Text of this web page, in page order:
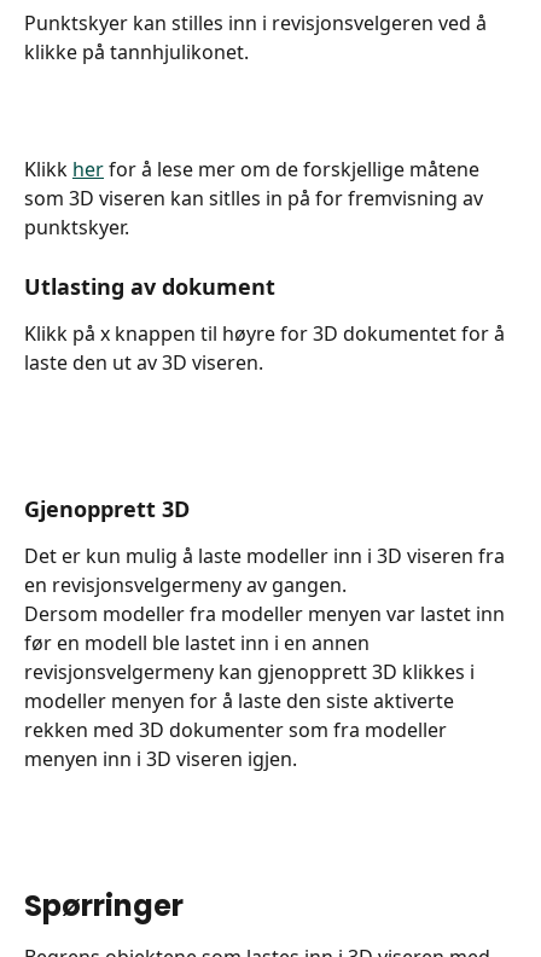
Punktskyer kan stilles inn i revisjonsvelgeren ved å
klikke på tannhjulikonet.
Klikk her for å lese mer om de forskjellige måtene
som 3D viseren kan sitlles in på for fremvisning av
punktskyer.
Utlasting av dokument
Klikk på x knappen til høyre for 3D dokumentet for å
laste den ut av 3D viseren.
Gjenopprett 3D
Det er kun mulig å laste modeller inn i 3D viseren fra
en revisjonsvelgermeny av gangen.
Dersom modeller fra modeller menyen var lastet inn
før en modell ble lastet inn i en annen
revisjonsvelgermeny kan gjenopprett 3D klikkes i
modeller menyen for å laste den siste aktiverte
rekken med 3D dokumenter som fra modeller
menyen inn i 3D viseren igjen.
Spørringer